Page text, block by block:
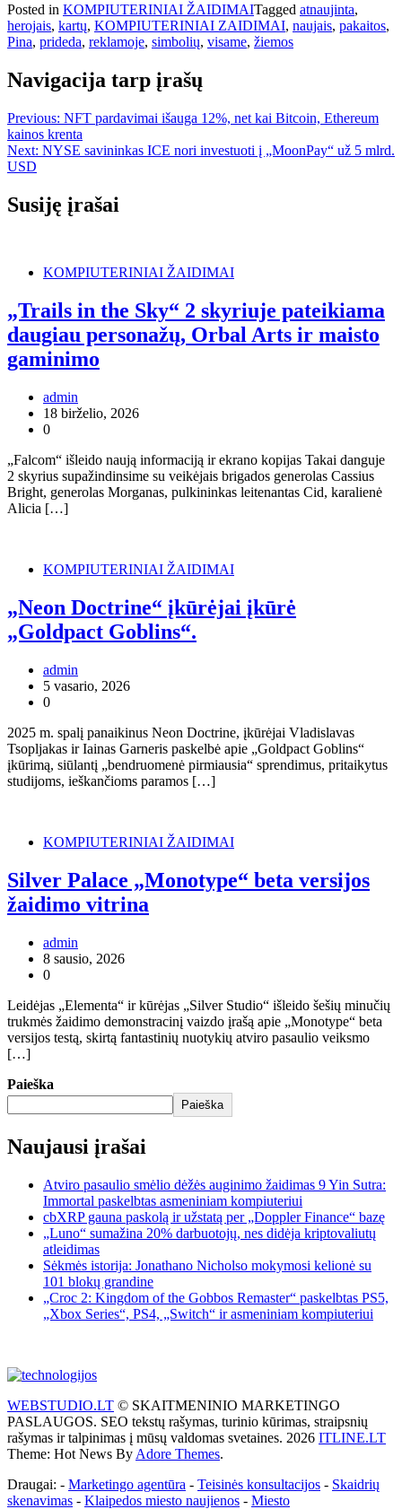
Posted in KOMPIUTERINIAI ŽAIDIMAITagged atnaujinta,
herojais, kartų, KOMPIUTERINIAI ZAIDIMAI, naujais, pakaitos,
Pina, prideda, reklamoje, simbolių, visame, žiemos
Navigacija tarp įrašų
Previous: NFT pardavimai išauga 12%, net kai Bitcoin, Ethereum
kainos krenta
Next: NYSE savininkas ICE nori investuoti į „MoonPay“ už 5 mlrd.
USD
Susiję įrašai
KOMPIUTERINIAI ŽAIDIMAI
„Trails in the Sky“ 2 skyriuje pateikiama
daugiau personažų, Orbal Arts ir maisto
gaminimo
admin
18 birželio, 2026
0
„Falcom“ išleido naują informaciją ir ekrano kopijas Takai danguje
2 skyrius supažindinsime su veikėjais brigados generolas Cassius
Bright, generolas Morganas, pulkininkas leitenantas Cid, karalienė
Alicia […]
KOMPIUTERINIAI ŽAIDIMAI
„Neon Doctrine“ įkūrėjai įkūrė
„Goldpact Goblins“.
admin
5 vasario, 2026
0
2025 m. spalį panaikinus Neon Doctrine, įkūrėjai Vladislavas
Tsopljakas ir Iainas Garneris paskelbė apie „Goldpact Goblins“
įkūrimą, siūlantį „bendruomenė pirmiausia“ sprendimus, pritaikytus
studijoms, ieškančioms paramos […]
KOMPIUTERINIAI ŽAIDIMAI
Silver Palace „Monotype“ beta versijos
žaidimo vitrina
admin
8 sausio, 2026
0
Leidėjas „Elementa“ ir kūrėjas „Silver Studio“ išleido šešių minučių
trukmės žaidimo demonstracinį vaizdo įrašą apie „Monotype“ beta
versijos testą, skirtą fantastinių nuotykių atviro pasaulio veiksmo
[…]
Paieška
Paieška
Naujausi įrašai
Atviro pasaulio smėlio dėžės auginimo žaidimas 9 Yin Sutra:
Immortal paskelbtas asmeniniam kompiuteriui
cbXRP gauna paskolą ir užstatą per „Doppler Finance“ bazę
„Luno“ sumažina 20% darbuotojų, nes didėja kriptovaliutų
atleidimas
Sėkmės istorija: Jonathano Nicholso mokymosi kelionė su
101 blokų grandine
„Croc 2: Kingdom of the Gobbos Remaster“ paskelbtas PS5,
„Xbox Series“, PS4, „Switch“ ir asmeniniam kompiuteriui
WEBSTUDIO.LT © SKAITMENINIO MARKETINGO
PASLAUGOS. SEO tekstų rašymas, turinio kūrimas, straipsnių
rašymas ir talpinimas į mūsų valdomas svetaines. 2026 ITLINE.LT
Theme: Hot News By Adore Themes.
Draugai: - Marketingo agentūra - Teisinės konsultacijos - Skaidrių
skenavimas - Klaipedos miesto naujienos - Miesto